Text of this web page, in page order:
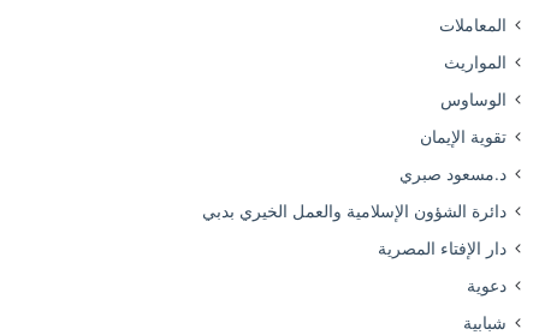
المعاملات
المواريث
الوساوس
تقوية الإيمان
د.مسعود صبري
دائرة الشؤون الإسلامية والعمل الخيري بدبي
دار الإفتاء المصرية
دعوية
شبابية